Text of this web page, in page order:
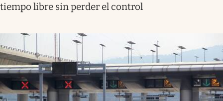
tiempo libre sin perder el control